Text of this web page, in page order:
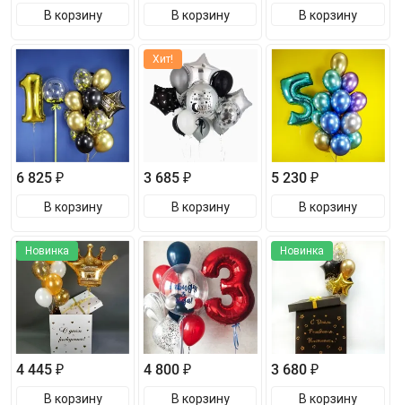
В корзину В корзину В корзину
6 825 ₽
В корзину
Хит!
3 685 ₽
В корзину
5 230 ₽
В корзину
Новинка
4 445 ₽
В корзину
4 800 ₽
В корзину
Новинка
3 680 ₽
В корзину